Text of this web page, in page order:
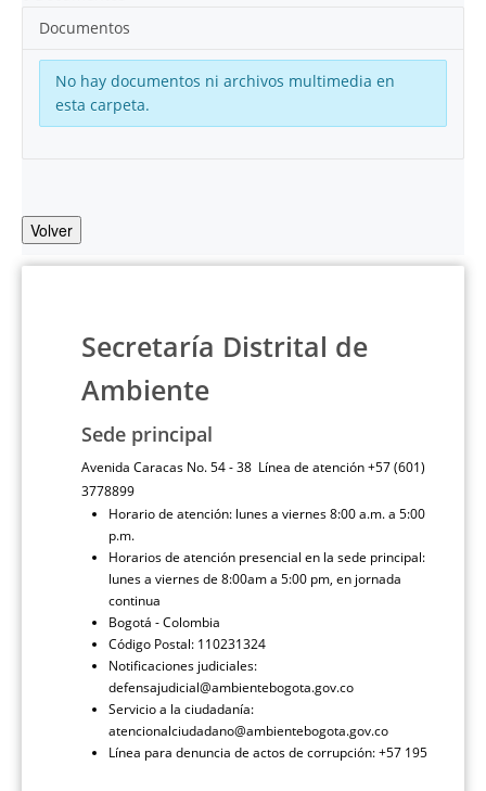
Documentos
No hay documentos ni archivos multimedia en
esta carpeta.
Volver
Secretaría Distrital de
Ambiente
Sede principal
Avenida Caracas No. 54 - 38 Línea de atención +57 (601)
3778899
Horario de atención: lunes a viernes 8:00 a.m. a 5:00
p.m.
Horarios de atención presencial en la sede principal:
lunes a viernes de 8:00am a 5:00 pm, en jornada
continua
Bogotá - Colombia
Código Postal: 110231324
Notificaciones judiciales:
defensajudicial@ambientebogota.gov.co
Servicio a la ciudadanía:
atencionalciudadano@ambientebogota.gov.co
Línea para denuncia de actos de corrupción: +57 195